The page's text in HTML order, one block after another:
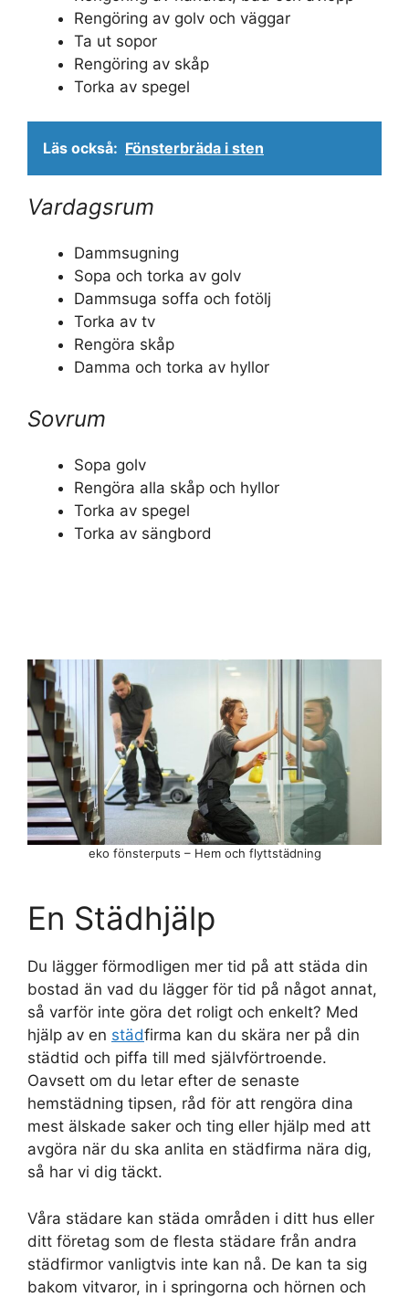
Rengöring av golv och väggar
Ta ut sopor
Rengöring av skåp
Torka av spegel
Läs också: Fönsterbräda i sten
Vardagsrum
Dammsugning
Sopa och torka av golv
Dammsuga soffa och fotölj
Torka av tv
Rengöra skåp
Damma och torka av hyllor
Sovrum
Sopa golv
Rengöra alla skåp och hyllor
Torka av spegel
Torka av sängbord
En Städhjälp
Du lägger förmodligen mer tid på att städa din
bostad än vad du lägger för tid på något annat,
så varför inte göra det roligt och enkelt? Med
hjälp av en städfirma kan du skära ner på din
städtid och piffa till med självförtroende.
Oavsett om du letar efter de senaste
hemstädning tipsen, råd för att rengöra dina
mest älskade saker och ting eller hjälp med att
avgöra när du ska anlita en städfirma nära dig,
så har vi dig täckt.
Våra städare kan städa områden i ditt hus eller
ditt företag som de flesta städare från andra
städfirmor vanligtvis inte kan nå. De kan ta sig
bakom vitvaror, in i springorna och hörnen och
eko fönsterputs – Hem och flyttstädning